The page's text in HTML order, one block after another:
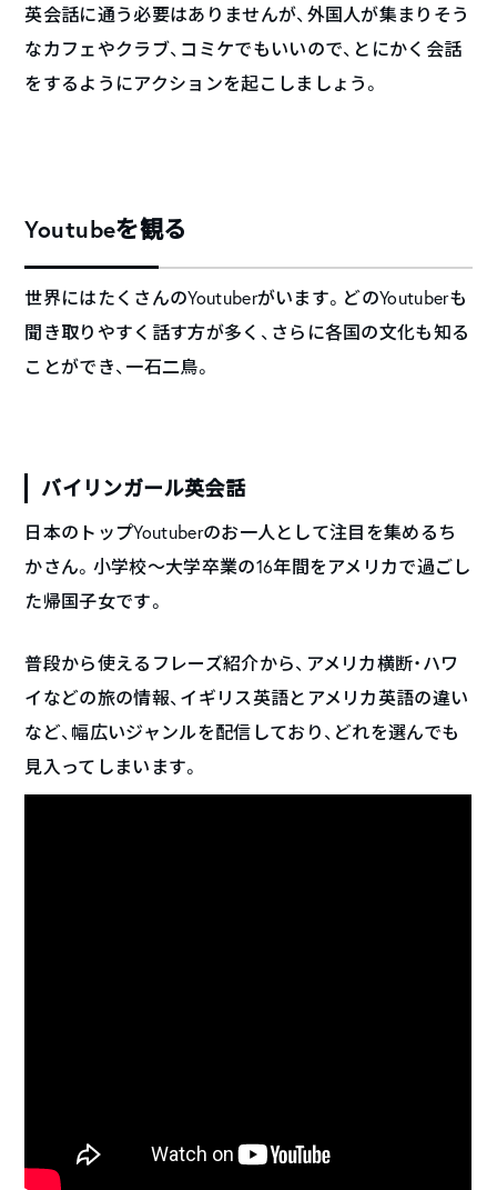
英会話に通う必要はありませんが、外国人が集まりそう
なカフェやクラブ、コミケでもいいので、とにかく会話
をするようにアクションを起こしましょう。
Youtubeを観る
世界にはたくさんのYoutuberがいます。どのYoutuberも
聞き取りやすく話す方が多く、さらに各国の文化も知る
ことができ、一石二鳥。
バイリンガール英会話
日本のトップYoutuberのお一人として注目を集めるち
かさん。小学校〜大学卒業の16年間をアメリカで過ごし
た帰国子女です。
普段から使えるフレーズ紹介から、アメリカ横断・ハワ
イなどの旅の情報、イギリス英語とアメリカ英語の違い
など、幅広いジャンルを配信しており、どれを選んでも
見入ってしまいます。